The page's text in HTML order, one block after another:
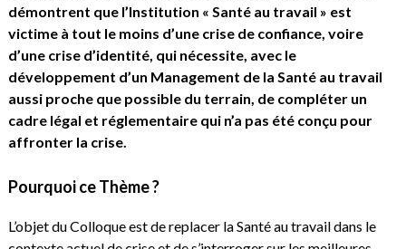
démontrent que l’Institution « Santé au travail » est
victime à tout le moins d’une crise de confiance, voire
d’une crise d’identité, qui nécessite, avec le
développement d’un Management de la Santé au travail
aussi proche que possible du terrain, de compléter un
cadre légal et réglementaire qui n’a pas été conçu pour
affronter la crise.
Pourquoi ce Thème ?
L’objet du Colloque est de replacer la Santé au travail dans le